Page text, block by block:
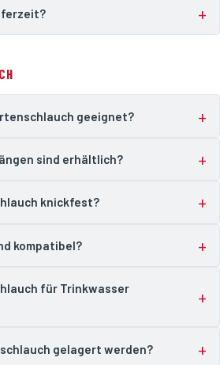
geeignet?
sind erhältlich?
knickfest?
kompatibel?
für Trinkwasser
gelagert werden?